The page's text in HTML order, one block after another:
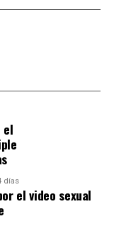
el
días
el video sexual